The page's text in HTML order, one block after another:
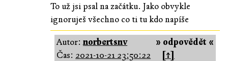
To už jsi psal na začátku. Jako obvykle
ignoruješ všechno co ti tu kdo napíše
» odpovědět «
Autor:norbertsnv
Čas: 2021-10-21 23:50:22
[↑]